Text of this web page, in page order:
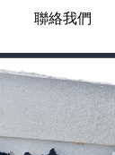
聯絡我們